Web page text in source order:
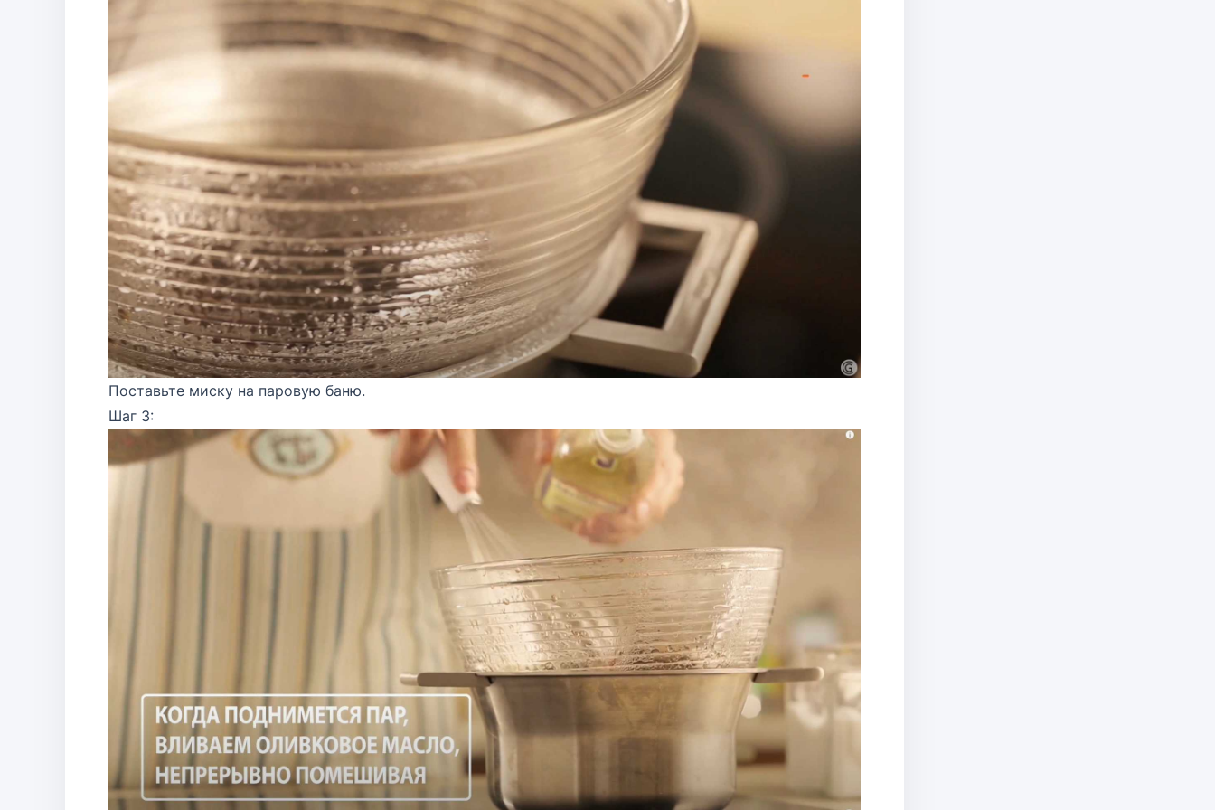
Поставьте миску на паровую баню.
Шаг 3: